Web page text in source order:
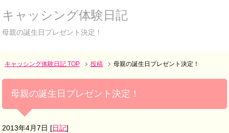
キャッシング体験日記
母親の誕生日プレゼント決定！
キャッシング体験日記 TOP 投稿 母親の誕生日プレゼント決定！
母親の誕生日プレゼント決定！
2013年4月7日 [日記]